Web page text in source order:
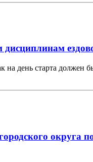
старта должен
округа